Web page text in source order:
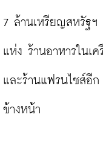
7 ล้านเหรียญสหรัฐฯ
แห่ง ร้านอาหารในเ
และร้านแฟรนไชส์อี
ข้างหน้า